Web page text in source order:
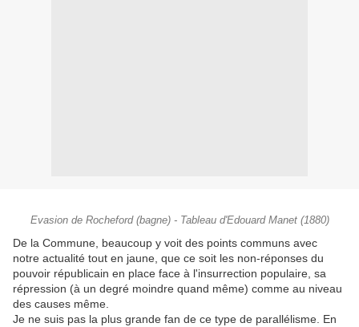
Evasion de Rocheford (bagne) - Tableau d'Edouard Manet (1880)
De la Commune, beaucoup y voit des points communs avec
notre actualité tout en jaune, que ce soit les non-réponses du
pouvoir républicain en place face à l'insurrection populaire, sa
répression (à un degré moindre quand même) comme au niveau
des causes même.
Je ne suis pas la plus grande fan de ce type de parallélisme. En